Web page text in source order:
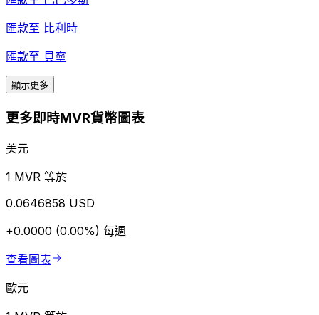
匯款至 比利時
匯款至 貝寧
顯示更多
更多即時MVR貨幣圖表
美元
1 MVR 等於
0.0646858 USD
+0.0000 (0.00%) 每週
查看圖表
歐元